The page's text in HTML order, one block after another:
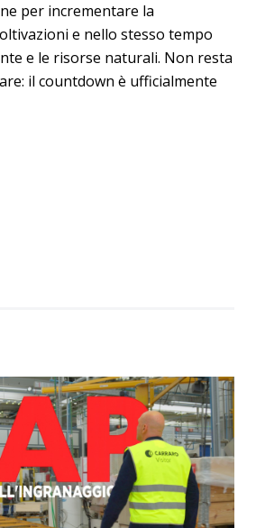
per incrementare la
e nello stesso tempo
e le risorse naturali. Non resta
il countdown è ufficialmente